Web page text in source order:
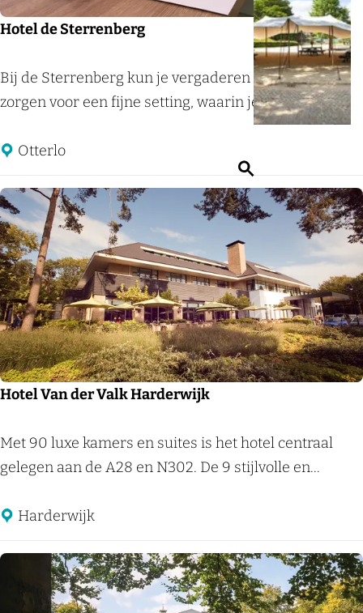
o
e
e
n
Hotel de Sterrenberg
H
o
e
d
e
S
t
e
r
r
e
n
e
r
Bij de Sterrenberg kun je vergaderen op niveau. Zij
zorgen voor een fijne setting, waarin je als...
Otterlo
Hotel Van der Valk Harderwijk
H
o
e
V
Met 90 luxe kamers en suites is het hotel centraal
gelegen aan de A28 en N302. De 9 stijlvolle en...
Harderwijk